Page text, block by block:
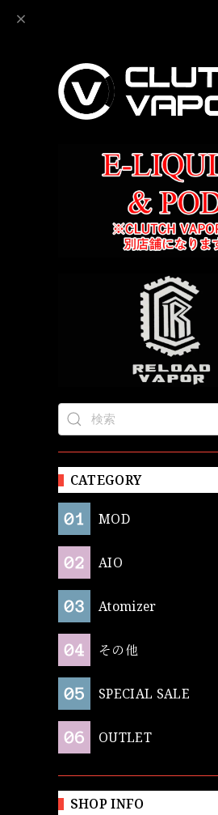
CATEGORY
MOD
AIO
Atomizer
その他
SPECIAL SALE
OUTLET
SHOP INFO